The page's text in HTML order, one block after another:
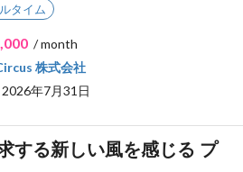
タイム
/ month
株式会社
年7月31日
する新しい風を感じる プ